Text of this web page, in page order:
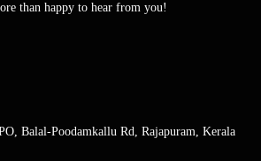
than happy to hear from you!
Balal-Poodamkallu Rd, Rajapuram, Kerala